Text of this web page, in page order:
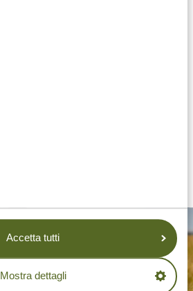
Accetta tutti
Mostra dettagli